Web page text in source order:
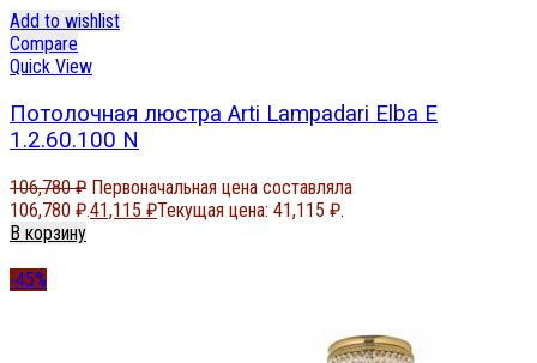
Add to wishlist
Compare
Quick View
Потолочная люстра Arti Lampadari Elba E
1.2.60.100 N
106,780₽ Первоначальная цена составляла
106,780 ₽.41,115 ₽Текущая цена: 41,115 ₽.
В корзину
-45%